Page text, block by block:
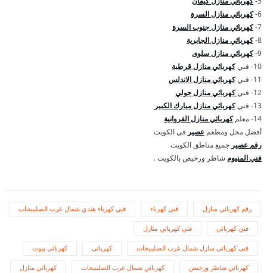
6- كهربائي منازل السرة
7- كهربائي منازل جنوب السرة
8- كهربائي منازل الجابرية
9- كهربائي منازل سلوى
10- فني
كهربائي منازل قرطبة
11- فني
كهربائي منازل الاندلس
12- فني
كهربائي منازل حولي
13- فني
كهربائي منازل ميارك الكبير
14- معلم
كهربائي منازل الفروانية
أفضل محل ومطعم عصير في الكويت
رقم عصير جميع مناطق الكويت
فني المنيوم شاطر ورخيص بالكويت .
رقم كهربائي منازل فني كهرباء فني كهرباء هندي شمال غرب الصليبيخات
فني كهربائي فني كهربائي منازل
فني كهربائي منازل شمال غرب الصليبيخات كهربائي كهربائي بيوت
كهربائي شاطر ورخيص كهربائي شمال غرب الصليبيخات كهربائي منازل